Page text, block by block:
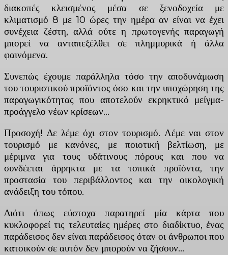
διακοπές κλεισμένος μέσα σε ξενοδοχεία με
κλιματισμό 8 με 10 ώρες την ημέρα αν είναι να έχει
συνέχεια ζέστη, αλλά ούτε η πρωτογενής παραγωγή
μπορεί να ανταπεξέλθει σε πλημμυρικά ή άλλα
φαινόμενα.
Συνεπώς έχουμε παράλληλα τόσο την αποδυνάμωση
του τουριστικού προϊόντος όσο και την υποχώρηση της
παραγωγικότητας που αποτελούν εκρηκτικό μείγμα-
προάγγελο νέων κρίσεων…
Προσοχή! Δε λέμε όχι στον τουρισμό. Λέμε ναι στον
τουρισμό με κανόνες, με ποιοτική βελτίωση, με
μέριμνα για τους υδάτινους πόρους και που να
συνδέεται άρρηκτα με τα τοπικά προϊόντα, την
προστασία του περιβάλλοντος και την οικολογική
ανάδειξη του τόπου.
Διότι όπως εύστοχα παρατηρεί μία κάρτα που
κυκλοφορεί τις τελευταίες ημέρες στο διαδίκτυο, ένας
παράδεισος δεν είναι παράδεισος όταν οι άνθρωποι που
κατοικούν σε αυτόν δεν μπορούν να ζήσουν…